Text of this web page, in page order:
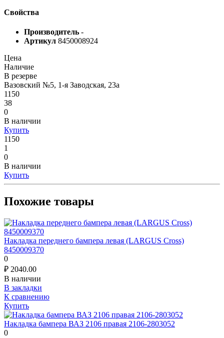
Свойства
Производитель -
Артикул 8450008924
Цена
Наличие
В резерве
Вазовский №5, 1-я Заводская, 23а
1150
38
0
В наличии
Купить
1150
1
0
В наличии
Купить
Похожие товары
Накладка переднего бампера левая (LARGUS Cross)
8450009370
0
₽ 2040.00
В наличии
В закладки
К сравнению
Купить
Накладка бампера ВАЗ 2106 правая 2106-2803052
0